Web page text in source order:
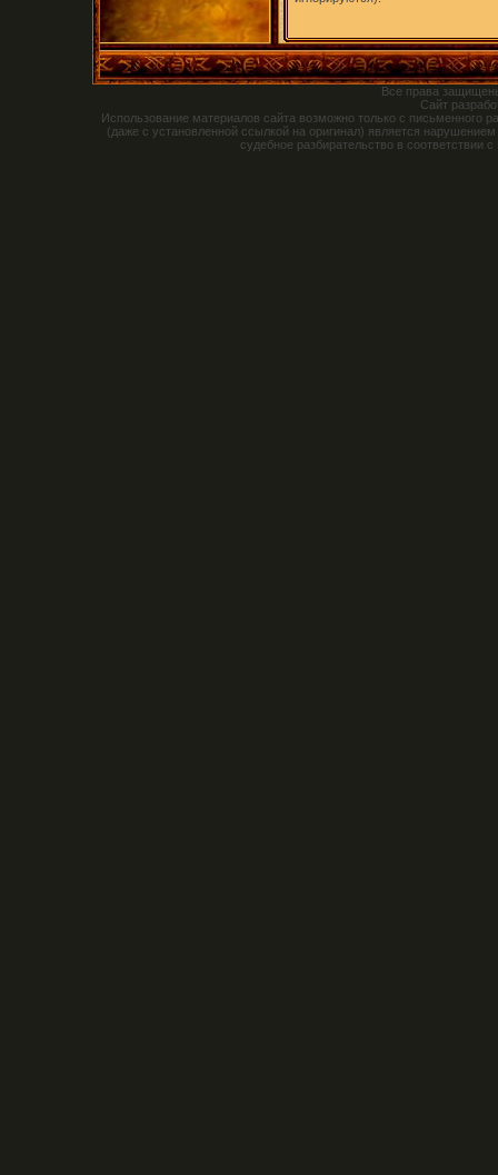
Все права
Сайт
Использование материалов сайта возможно только с письменного
(даже с установленной ссылкой на оригинал) является
судебное разбирательство в